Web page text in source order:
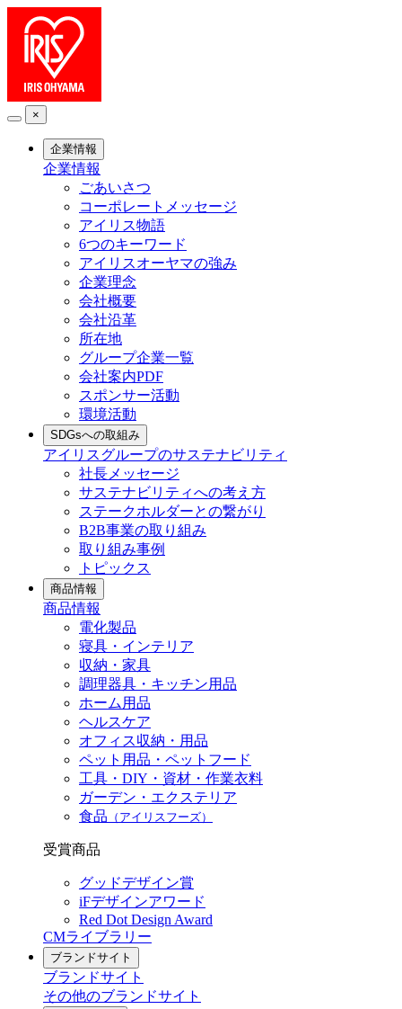
×
企業情報
企業情報
ごあいさつ
コーポレートメッセージ
アイリス物語
6つのキーワード
アイリスオーヤマの強み
企業理念
会社概要
会社沿革
所在地
グループ企業一覧
会社案内PDF
スポンサー活動
環境活動
SDGsへの取組み
アイリスグループのサステナビリティ
社長メッセージ
サステナビリティへの考え方
ステークホルダーとの繋がり
B2B事業の取り組み
取り組み事例
トピックス
商品情報
商品情報
電化製品
寝具・インテリア
収納・家具
調理器具・キッチン用品
ホーム用品
ヘルスケア
オフィス収納・用品
ペット用品・ペットフード
工具・DIY・資材・作業衣料
ガーデン・エクステリア
食品 （アイリスフーズ）
受賞商品
グッドデザイン賞
iFデザインアワード
Red Dot Design Award
CMライブラリー
ブランドサイト
ブランドサイト
その他のブランドサイト